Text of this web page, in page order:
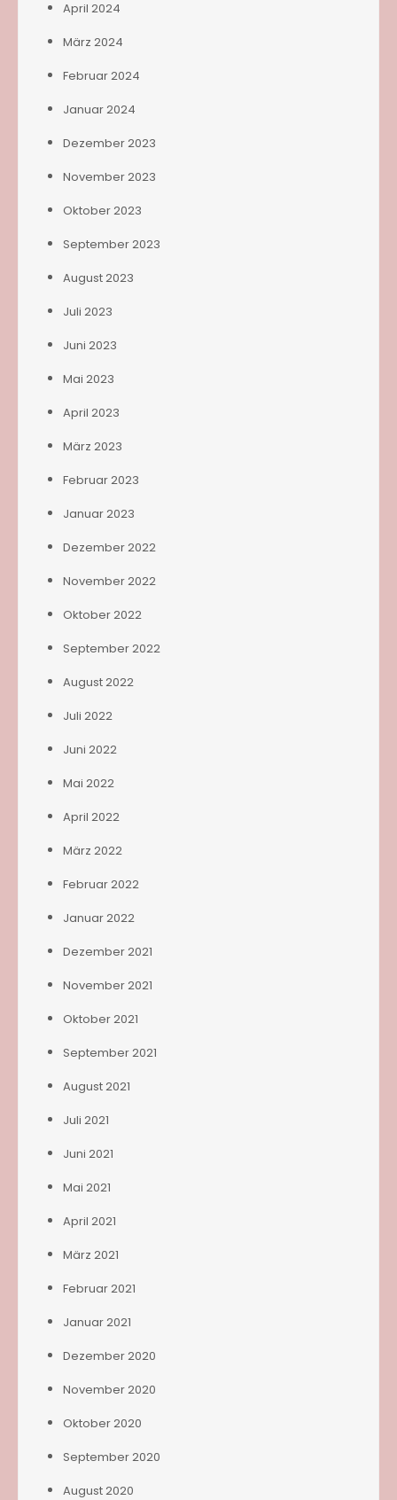
April 2024
März 2024
Februar 2024
Januar 2024
Dezember 2023
November 2023
Oktober 2023
September 2023
August 2023
Juli 2023
Juni 2023
Mai 2023
April 2023
März 2023
Februar 2023
Januar 2023
Dezember 2022
November 2022
Oktober 2022
September 2022
August 2022
Juli 2022
Juni 2022
Mai 2022
April 2022
März 2022
Februar 2022
Januar 2022
Dezember 2021
November 2021
Oktober 2021
September 2021
August 2021
Juli 2021
Juni 2021
Mai 2021
April 2021
März 2021
Februar 2021
Januar 2021
Dezember 2020
November 2020
Oktober 2020
September 2020
August 2020